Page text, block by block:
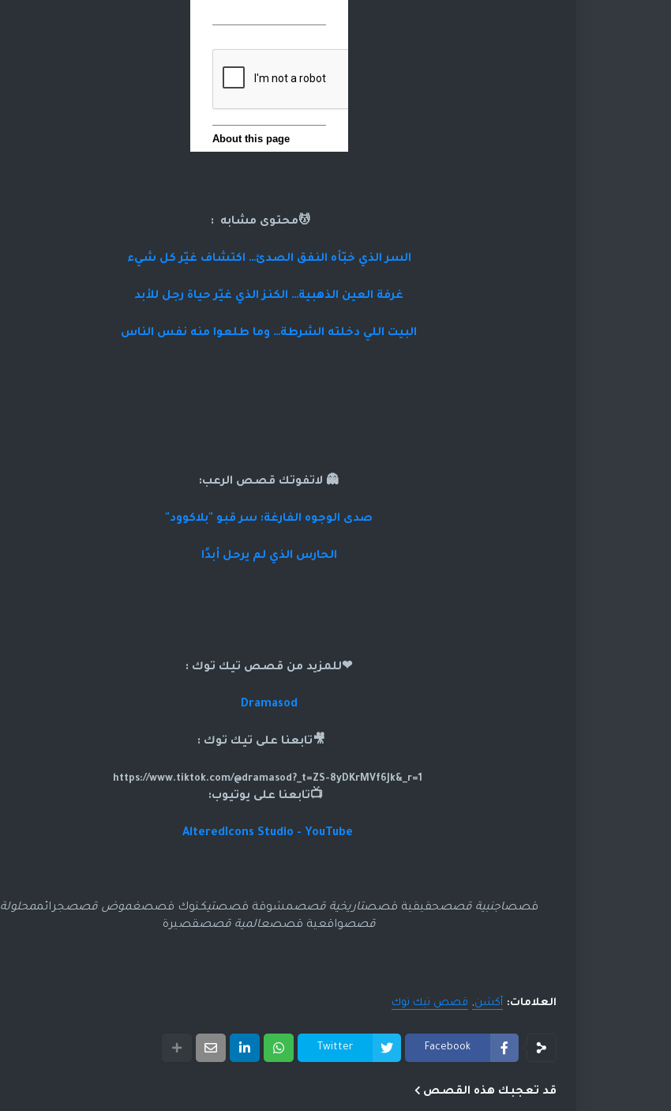
💆محتوى مشابه :
السر الذي خبّأه النفق الصدئ… اكتشاف غيّر كل شيء
غرفة العين الذهبية… الكنز الذي غيّر حياة رجل للأبد
البيت اللي دخلته الشرطة… وما طلعوا منه نفس الناس
👻 لاتفوتك قصص الرعب:
صدى الوجوه الفارغة: سر قبو "بلاكوود"
الحارس الذي لم يرحل أبدًا
❤للمزيد من قصص تيك توك :
Dramasod
🎥تابعنا على تيك توك :
📺تابعنا على يوتيوب:
AlteredIcons Studio - YouTube
قصصاجنبية قصصحقيقية قصصتاريخية قصصمشوقة قصصتيكتوك قصصغموض قصصجرائممحلولة
قصصواقعية قصصعالمية قصصقصيرة
العلامات: أكشن قصص تيك توك
Facebook
Twitter
قد تعجبك هذه القصص